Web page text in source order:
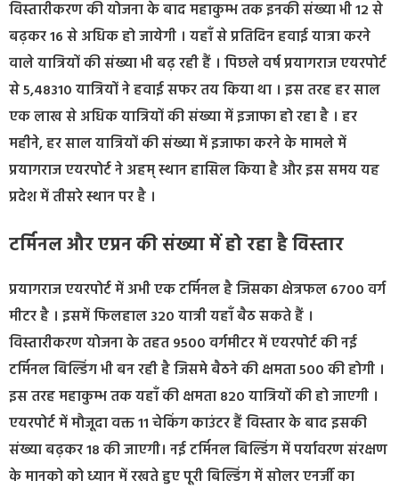
विस्तारीकरण की योजना के बाद महाकुम्भ तक इनकी संख्या भी 12 से
बढ़कर 16 से अधिक हो जायेगी । यहाँ से प्रतिदिन हवाई यात्रा करने
वाले यात्रियों की संख्या भी बढ़ रही हैं । पिछले वर्ष प्रयागराज एयरपोर्ट
से 5,48310 यात्रियों ने हवाई सफर तय किया था । इस तरह हर साल
एक लाख से अधिक यात्रियों की संख्या में इजाफा हो रहा है । हर
महीने, हर साल यात्रियों की संख्या में इजाफा करने के मामले में
प्रयागराज एयरपोर्ट ने अहम् स्थान हासिल किया है और इस समय यह
प्रदेश में तीसरे स्थान पर है ।
टर्मिनल और एप्रन की संख्या में हो रहा है विस्तार
प्रयागराज एयरपोर्ट में अभी एक टर्मिनल है जिसका क्षेत्रफल 6700 वर्ग
मीटर है । इसमें फिलहाल 320 यात्री यहाँ बैठ सकते हैं ।
विस्तारीकरण योजना के तहत 9500 वर्गमीटर में एयरपोर्ट की नई
टर्मिनल बिल्डिंग भी बन रही है जिसमे बैठने की क्षमता 500 की होगी ।
इस तरह महाकुम्भ तक यहाँ की क्षमता 820 यात्रियों की हो जाएगी ।
एयरपोर्ट में मौजूदा वक्त 11 चेकिंग काउंटर हैं विस्तार के बाद इसकी
संख्या बढ़कर 18 की जाएगी। नई टर्मिनल बिल्डिंग में पर्यावरण संरक्षण
के मानको को ध्यान में रखते हुए पूरी बिल्डिंग में सोलर एनर्जी का